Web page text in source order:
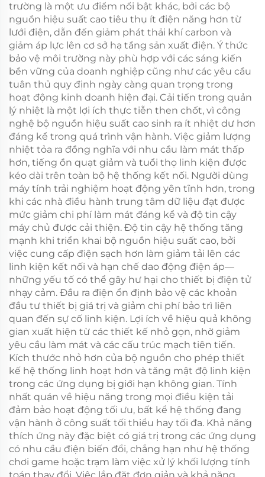
trường là một ưu điểm nổi bật khác, bởi các bộ
nguồn hiệu suất cao tiêu thụ ít điện năng hơn từ
lưới điện, dẫn đến giảm phát thải khí carbon và
giảm áp lực lên cơ sở hạ tầng sản xuất điện. Ý thức
bảo vệ môi trường này phù hợp với các sáng kiến
bền vững của doanh nghiệp cũng như các yêu cầu
tuân thủ quy định ngày càng quan trọng trong
hoạt động kinh doanh hiện đại. Cải tiến trong quản
lý nhiệt là một lợi ích thực tiễn then chốt, vì công
nghệ bộ nguồn hiệu suất cao sinh ra ít nhiệt dư hơn
đáng kể trong quá trình vận hành. Việc giảm lượng
nhiệt tỏa ra đồng nghĩa với nhu cầu làm mát thấp
hơn, tiếng ồn quạt giảm và tuổi thọ linh kiện được
kéo dài trên toàn bộ hệ thống kết nối. Người dùng
máy tính trải nghiệm hoạt động yên tĩnh hơn, trong
khi các nhà điều hành trung tâm dữ liệu đạt được
mức giảm chi phí làm mát đáng kể và độ tin cậy
máy chủ được cải thiện. Độ tin cậy hệ thống tăng
mạnh khi triển khai bộ nguồn hiệu suất cao, bởi
việc cung cấp điện sạch hơn làm giảm tải lên các
linh kiện kết nối và hạn chế dao động điện áp—
những yếu tố có thể gây hư hại cho thiết bị điện tử
nhạy cảm. Đầu ra điện ổn định bảo vệ các khoản
đầu tư thiết bị giá trị và giảm chi phí bảo trì liên
quan đến sự cố linh kiện. Lợi ích về hiệu quả không
gian xuất hiện từ các thiết kế nhỏ gọn, nhờ giảm
yêu cầu làm mát và các cấu trúc mạch tiên tiến.
Kích thước nhỏ hơn của bộ nguồn cho phép thiết
kế hệ thống linh hoạt hơn và tăng mật độ linh kiện
trong các ứng dụng bị giới hạn không gian. Tính
nhất quán về hiệu năng trong mọi điều kiện tải
đảm bảo hoạt động tối ưu, bất kể hệ thống đang
vận hành ở công suất tối thiểu hay tối đa. Khả năng
thích ứng này đặc biệt có giá trị trong các ứng dụng
có nhu cầu điện biến đổi, chẳng hạn như hệ thống
chơi game hoặc trạm làm việc xử lý khối lượng tính